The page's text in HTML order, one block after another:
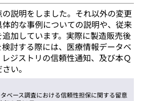
説明をしました。それ以外の変更
的な事例についての説明や、従来
加しています。実際に製造販売後
討する際には、医療情報データベ
ジストリの信頼性通知、及び本Ｑ
い。
ベース調査における信頼性担保に関する留意